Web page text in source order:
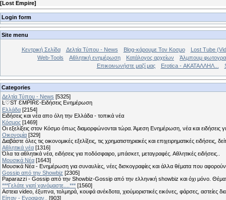
[Lost Empire]
Login form
Site menu
Κεντρική Σελίδα Δελτία Τύπου - News Blog-κάρουμε Τον Κοσμο
Lost Tube
Web-Tools
Αθλητική ενημέρωση Κατάλογος αρχείων
Άλμπουμ
Επικοινωνήστε μαζί μας
Erotica - ΑΚΑΤΑΛΛΗΛ...
Categories
Δελτία Τύπου - News [5325]
Ŀ♡SƬ ƐMṖĪŔƐ-Ειδήσεις Ενημέρωση
Ελλάδα [2154]
Ειδήσεις και νέα απο όλη την Ελλάδα - τοπικά νέα
Κόσμος [1469]
Οι εξελίξεις στον Κόσμο όπως διαμορφώνονται τώρα. Άμεση Ενημέρωση, νέα και
Οικονομία [329]
Διαβάστε όλες τις οικονομικές εξελίξεις, τις χρηματιστηριακές και επιχειρηματικές ειδήσεις,
Αθλητικά νέα [1316]
Όλα τα αθλητικά νέα, ειδήσεις για ποδόσφαιρο, μπάσκετ, μεταγραφές. Αθλητικές ειδήσεις..
Μουσικά Νέα [1643]
Μουσικά Νέα - Ενημέρωση για συναυλίες, νέες δισκογραφίες και άλλα θέματα που
Gossip από την Showbiz [2305]
Paparazzi - Gossip από την Showbiz-Gossip από την ελληνική showbiz και όχι μόνο.
***Γελάτε γιατί χανόμαστε....*** [1560]
Αστεια video, έξυπνα, τολμηρά, κουφά ανέκδοτα, χιούμοριστικές εικόνες, φάρσες, αστείες
Είπαν - Εγραψαν..
[903]